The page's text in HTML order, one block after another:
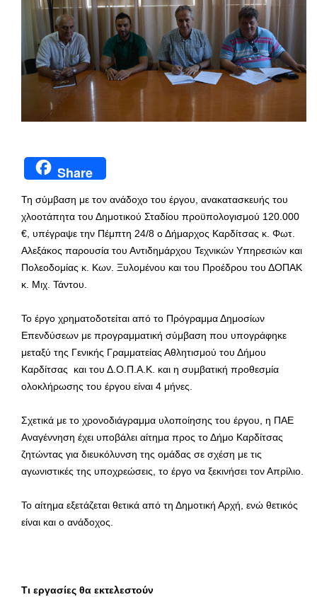
Share
Τη σύμβαση με τον ανάδοχο του έργου, ανακατασκευής του
χλοοτάπητα του Δημοτικού Σταδίου προϋπολογισμού 120.000
€, υπέγραψε την Πέμπτη 24/8 ο Δήμαρχος Καρδίτσας κ. Φωτ.
Αλεξάκος παρουσία του Αντιδημάρχου Τεχνικών Υπηρεσιών και
Πολεοδομίας κ. Κων. Ξυλομένου και του Προέδρου του ΔΟΠΑΚ
κ. Μιχ. Τάντου.
Το έργο χρηματοδοτείται από το Πρόγραμμα Δημοσίων
Επενδύσεων με προγραμματική σύμβαση που υπογράφηκε
μεταξύ της Γενικής Γραμματείας Αθλητισμού του Δήμου
Καρδίτσας και του Δ.Ο.Π.Α.Κ. και η συμβατική προθεσμία
ολοκλήρωσης του έργου είναι 4 μήνες.
Σχετικά με το χρονοδιάγραμμα υλοποίησης του έργου, η ΠΑΕ
Αναγέννηση έχει υποβάλει αίτημα προς το Δήμο Καρδίτσας
ζητώντας για διευκόλυνση της ομάδας σε σχέση με τις
αγωνιστικές της υποχρεώσεις, το έργο να ξεκινήσει τον Απρίλιο.
Το αίτημα εξετάζεται θετικά από τη Δημοτική Αρχή, ενώ θετικός
είναι και ο ανάδοχος.
Τι εργασίες θα εκτελεστούν